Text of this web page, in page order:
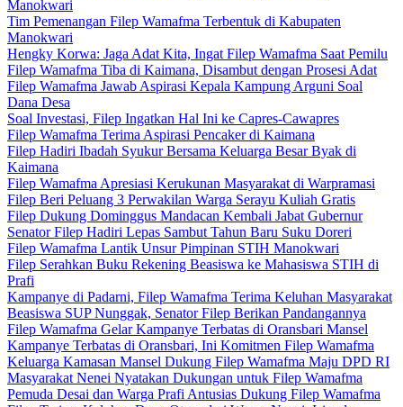
Manokwari
Tim Pemenangan Filep Wamafma Terbentuk di Kabupaten
Manokwari
Hengky Korwa: Jaga Adat Kita, Ingat Filep Wamafma Saat Pemilu
Filep Wamafma Tiba di Kaimana, Disambut dengan Prosesi Adat
Filep Wamafma Jawab Aspirasi Kepala Kampung Arguni Soal
Dana Desa
Soal Investasi, Filep Ingatkan Hal Ini ke Capres-Cawapres
Filep Wamafma Terima Aspirasi Pencaker di Kaimana
Filep Hadiri Ibadah Syukur Bersama Keluarga Besar Byak di
Kaimana
Filep Wamafma Apresiasi Kerukunan Masyarakat di Warpramasi
Filep Beri Peluang 3 Perwakilan Warga Serayu Kuliah Gratis
Filep Dukung Dominggus Mandacan Kembali Jabat Gubernur
Senator Filep Hadiri Lepas Sambut Tahun Baru Suku Doreri
Filep Wamafma Lantik Unsur Pimpinan STIH Manokwari
Filep Serahkan Buku Rekening Beasiswa ke Mahasiswa STIH di
Prafi
Kampanye di Padarni, Filep Wamafma Terima Keluhan Masyarakat
Beasiswa SUP Nunggak, Senator Filep Berikan Pandangannya
Filep Wamafma Gelar Kampanye Terbatas di Oransbari Mansel
Kampanye Terbatas di Oransbari, Ini Komitmen Filep Wamafma
Keluarga Kamasan Mansel Dukung Filep Wamafma Maju DPD RI
Masyarakat Nenei Nyatakan Dukungan untuk Filep Wamafma
Pemuda Desai dan Warga Prafi Antusias Dukung Filep Wamafma